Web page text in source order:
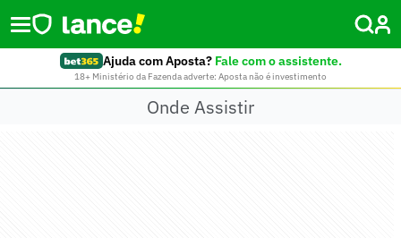
Ajuda com Aposta? Fale com o assistente.
18+ Ministério da Fazenda adverte: Aposta não é investimento
Onde Assistir